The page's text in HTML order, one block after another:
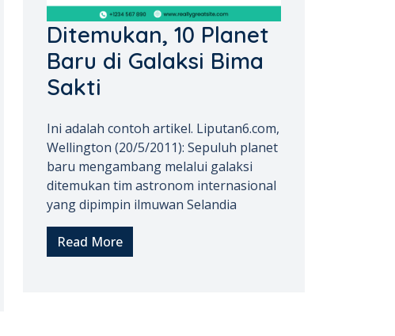
Ditemukan, 10 Planet
Baru di Galaksi Bima
Sakti
Ini adalah contoh artikel. Liputan6.com,
Wellington (20/5/2011): Sepuluh planet
baru mengambang melalui galaksi
ditemukan tim astronom internasional
yang dipimpin ilmuwan Selandia
Read More